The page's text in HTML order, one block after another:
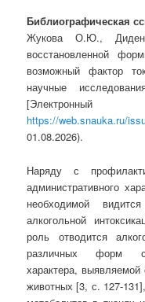
Библиографическая
Жукова О.Ю.,
восстановленной
возможный фактор
научные
https://web.snauka.ru/
01.08.2026).
Наряду с
административного
необходимой
алкогольной
роль отводится
различных форм
характера,
животных [3, с. 127-